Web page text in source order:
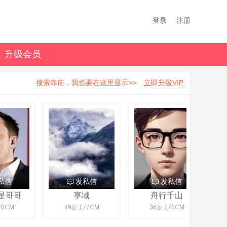
登录 注册
升级会员
搜索靠前，我也要在这里显示>> 立即升级VIP
哥
发私信
享域
49岁 177CM
发私信
舟行千山
36岁 178CM